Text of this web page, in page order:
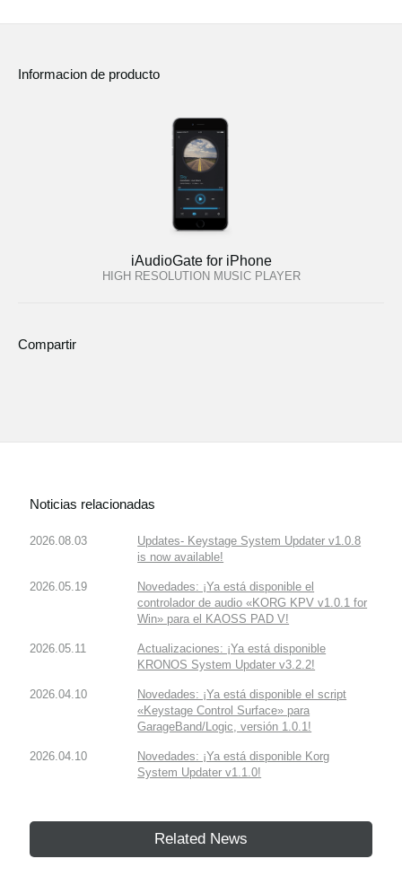
Informacion de producto
iAudioGate for iPhone
HIGH RESOLUTION MUSIC PLAYER
Compartir
Noticias relacionadas
2026.08.03
Updates- Keystage System Updater v1.0.8
is now available!
2026.05.19
Novedades: ¡Ya está disponible el
controlador de audio «KORG KPV v1.0.1 for
Win» para el KAOSS PAD V!
2026.05.11
Actualizaciones: ¡Ya está disponible
KRONOS System Updater v3.2.2!
2026.04.10
Novedades: ¡Ya está disponible el script
«Keystage Control Surface» para
GarageBand/Logic, versión 1.0.1!
2026.04.10
Novedades: ¡Ya está disponible Korg
System Updater v1.1.0!
Related News